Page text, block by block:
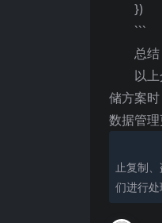
})
```
总结
以
储方案
数据管理
止复制
们进行处